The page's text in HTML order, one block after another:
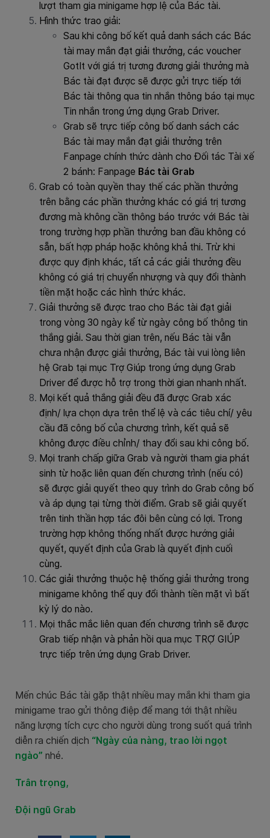
lượt tham gia minigame hợp lệ của Bác tài.
Hình thức trao giải:
Sau khi công bố kết quả danh sách các Bác
tài may mắn đạt giải thưởng, các voucher
GotIt với giá trị tương đương giải thưởng mà
Bác tài đạt được sẽ được gửi trực tiếp tới
Bác tài thông qua tin nhắn thông báo tại mục
Tin nhắn trong ứng dụng Grab Driver.
Grab sẽ trực tiếp công bố danh sách các
Bác tài may mắn đạt giải thưởng trên
Fanpage chính thức dành cho Đối tác Tài xế
2 bánh: Fanpage Bác tài Grab
Grab có toàn quyền thay thế các phần thưởng
trên bằng các phần thưởng khác có giá trị tương
đương mà không cần thông báo trước với Bác tài
trong trường hợp phần thưởng ban đầu không có
sẵn, bất hợp pháp hoặc không khả thi. Trừ khi
được quy định khác, tất cả các giải thưởng đều
không có giá trị chuyển nhượng và quy đổi thành
tiền mặt hoặc các hình thức khác.
Giải thưởng sẽ được trao cho Bác tài đạt giải
trong vòng 30 ngày kể từ ngày công bố thông tin
thắng giải. Sau thời gian trên, nếu Bác tài vẫn
chưa nhận được giải thưởng, Bác tài vui lòng liên
hệ Grab tại mục Trợ Giúp trong ứng dụng Grab
Driver để được hỗ trợ trong thời gian nhanh nhất.
Mọi kết quả thắng giải đều đã được Grab xác
định/ lựa chọn dựa trên thể lệ và các tiêu chí/ yêu
cầu đã công bố của chương trình, kết quả sẽ
không được điều chỉnh/ thay đổi sau khi công bố.
Mọi tranh chấp giữa Grab và người tham gia phát
sinh từ hoặc liên quan đến chương trình (nếu có)
sẽ được giải quyết theo quy trình do Grab công bố
và áp dụng tại từng thời điểm. Grab sẽ giải quyết
trên tinh thần hợp tác đôi bên cùng có lợi. Trong
trường hợp không thống nhất được hướng giải
quyết, quyết định của Grab là quyết định cuối
cùng.
Các giải thưởng thuộc hệ thống giải thưởng trong
minigame không thể quy đổi thành tiền mặt vì bất
kỳ lý do nào.
Mọi thắc mắc liên quan đến chương trình sẽ được
Grab tiếp nhận và phản hồi qua mục TRỢ GIÚP
trực tiếp trên ứng dụng Grab Driver.
Mến chúc Bác tài gặp thật nhiều may mắn khi tham gia
minigame trao gửi thông điệp để mang tới thật nhiều
năng lượng tích cực cho người dùng trong suốt quá trình
diễn ra chiến dịch “Ngày của nàng, trao lời ngọt
ngào” nhé.
Trân trọng,
Đội ngũ Grab